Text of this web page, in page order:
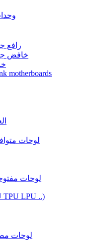
رافع
خافض
motherboards
لوحات
لوحات
TPU LPU ..)
لوحات